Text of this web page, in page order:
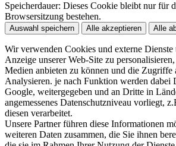
Speicherdauer: Dieses Cookie bleibt nur für
Browsersitzung bestehen.
Auswahl speichern Alle akzeptieren Alle
Wir verwenden Cookies und externe Dienste
Anzeige unserer Web-Site zu
Medien anbieten zu können und die Zugriffe
Analysieren. je nach Funktion werden dabei
Google, weitergegeben und an Dritte in
angemessenes Datenschutzniveau vorliegt,
diesen verarbeitet.
Unsere Partner führen diese Informationen
weiteren Daten zusammen, die Sie ihnen